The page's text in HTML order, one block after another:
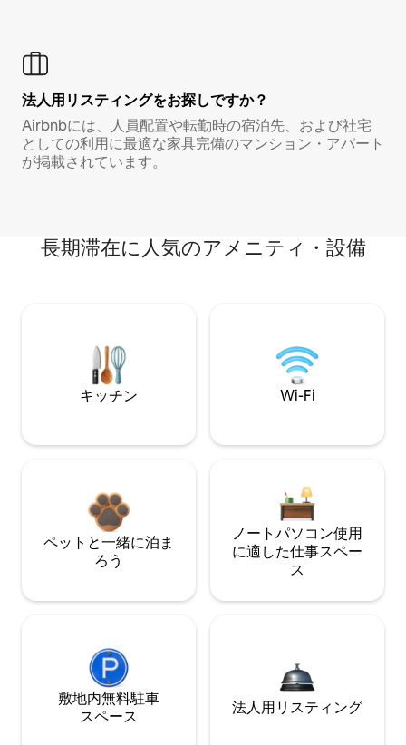
法人用リスティングをお探しですか？
Airbnbには、人員配置や転勤時の宿泊先、および社宅
としての利用に最適な家具完備のマンション・アパート
が掲載されています。
長期滞在に人気のアメニティ・設備
キッチン Wi-Fi
ペットと一緒に泊ま
ろう
ノートパソコン使用
に適した仕事スペー
ス
敷地内無料駐⁠車
ス⁠ペ⁠ー⁠ス
法人用リスティング